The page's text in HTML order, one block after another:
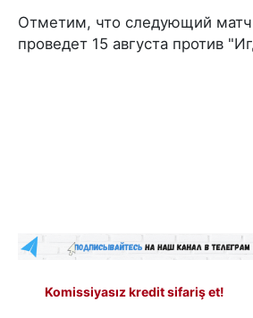
Отметим, что следующий матч
проведет 15 августа против
Komissiyasız kredit sifariş et!